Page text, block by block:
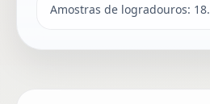
Amostras de logradouros: 18.